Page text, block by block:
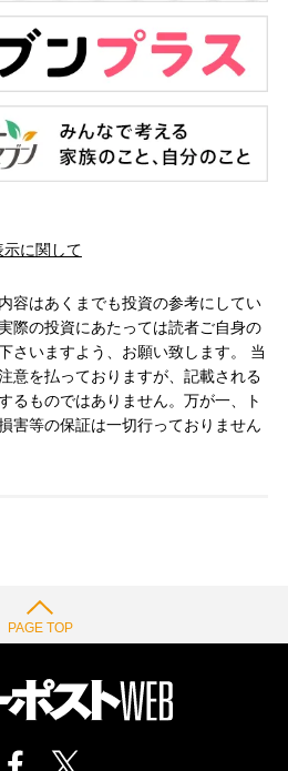
示に関して
容はあくまでも投資の参考にしてい
際の投資にあたっては読者ご自身の
さいますよう、お願い致します。 当
意を払っておりますが、記載される
るものではありません。万が一、ト
害等の保証は一切行っておりません
PAGE TOP